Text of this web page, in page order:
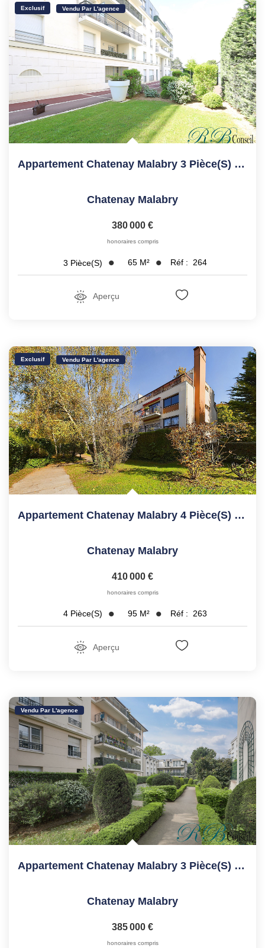
Exclusif Vendu Par L'agence
Appartement Chatenay Malabry 3 Pièce(s) 65 M2
Chatenay Malabry
380 000 €
honoraires compris
3 Pièce(s) 65 M² Réf : 264
Aperçu
Exclusif Vendu Par L'agence
Appartement Chatenay Malabry 4 Pièce(s) 95.09 M2
Chatenay Malabry
410 000 €
honoraires compris
4 Pièce(s) 95 M² Réf : 263
Aperçu
Vendu Par L'agence
Appartement Chatenay Malabry 3 Pièce(s) 70.1 M2
Chatenay Malabry
385 000 €
honoraires compris